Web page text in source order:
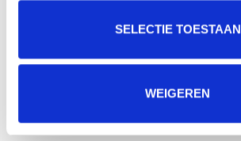
SELECTIE TOESTAAN
WEIGEREN